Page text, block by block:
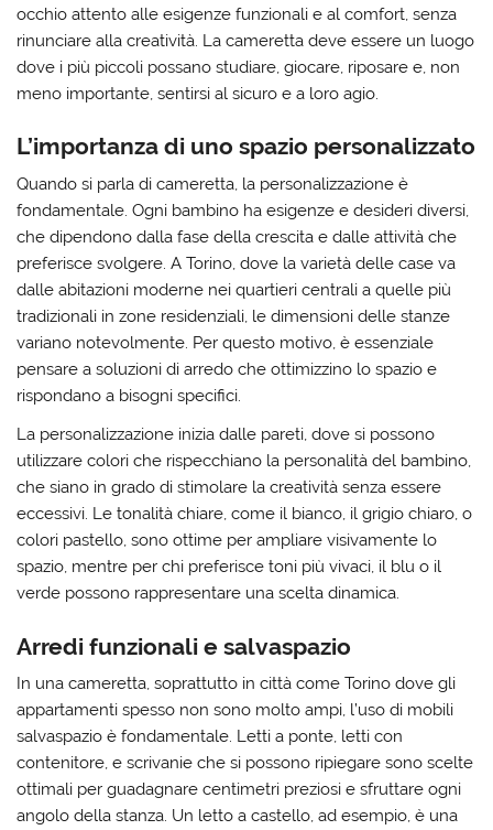
occhio attento alle esigenze funzionali e al comfort, senza
rinunciare alla creatività. La cameretta deve essere un luogo
dove i più piccoli possano studiare, giocare, riposare e, non
meno importante, sentirsi al sicuro e a loro agio.
L’importanza di uno spazio personalizzato
Quando si parla di cameretta, la personalizzazione è
fondamentale. Ogni bambino ha esigenze e desideri diversi,
che dipendono dalla fase della crescita e dalle attività che
preferisce svolgere. A Torino, dove la varietà delle case va
dalle abitazioni moderne nei quartieri centrali a quelle più
tradizionali in zone residenziali, le dimensioni delle stanze
variano notevolmente. Per questo motivo, è essenziale
pensare a soluzioni di arredo che ottimizzino lo spazio e
rispondano a bisogni specifici.
La personalizzazione inizia dalle pareti, dove si possono
utilizzare colori che rispecchiano la personalità del bambino,
che siano in grado di stimolare la creatività senza essere
eccessivi. Le tonalità chiare, come il bianco, il grigio chiaro, o
colori pastello, sono ottime per ampliare visivamente lo
spazio, mentre per chi preferisce toni più vivaci, il blu o il
verde possono rappresentare una scelta dinamica.
Arredi funzionali e salvaspazio
In una cameretta, soprattutto in città come Torino dove gli
appartamenti spesso non sono molto ampi, l’uso di mobili
salvaspazio è fondamentale. Letti a ponte, letti con
contenitore, e scrivanie che si possono ripiegare sono scelte
ottimali per guadagnare centimetri preziosi e sfruttare ogni
angolo della stanza. Un letto a castello, ad esempio, è una